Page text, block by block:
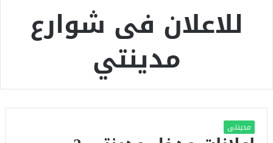
للاعلان فى شوارع
مدينتي
مدينتى